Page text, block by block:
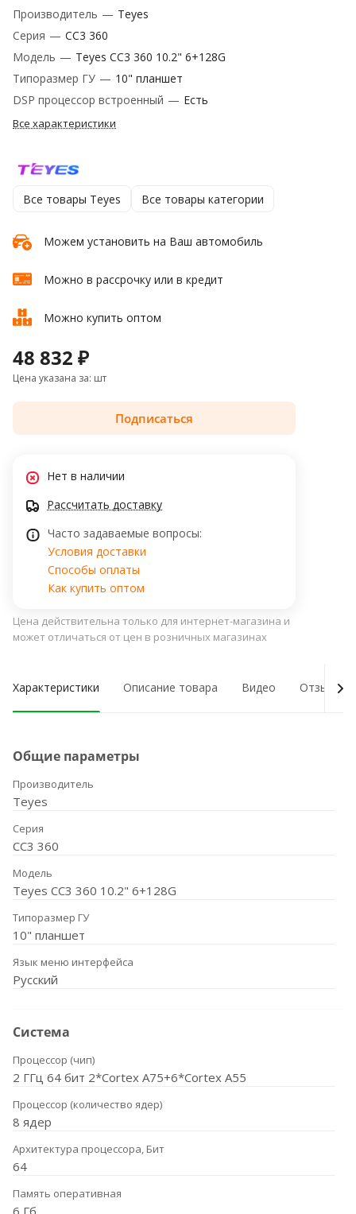
Производитель — Teyes
Серия — CC3 360
Модель — Teyes CC3 360 10.2" 6+128G
Типоразмер ГУ — 10" планшет
DSP процессор встроенный — Есть
Все характеристики
Все товары Teyes Все товары категории
Можем установить на Ваш автомобиль
Можно в рассрочку или в кредит
Можно купить оптом
48 832 ₽
Цена указана за: шт
Подписаться
Нет в наличии
Рассчитать доставку
Часто задаваемые вопросы:
Условия доставки
Способы оплаты
Как купить оптом
Цена действительна только для интернет-магазина и
может отличаться от цен в розничных магазинах
Характеристики Описание товара Видео Отзывы о
Общие параметры
Производитель
Teyes
Серия
CC3 360
Модель
Teyes CC3 360 10.2" 6+128G
Типоразмер ГУ
10" планшет
Язык меню интерфейса
Русский
Система
Процессор (чип)
2 ГГц 64 бит 2*Cortex A75+6*Cortex A55
Процессор (количество ядер)
8 ядер
Архитектура процессора, Бит
64
Память оперативная